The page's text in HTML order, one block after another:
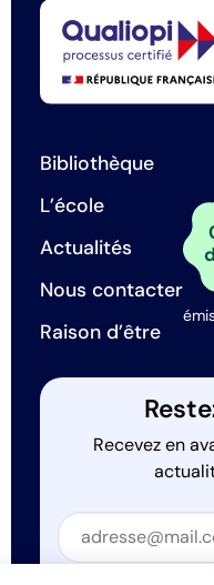
Bibliothèque
L’école
Actualités
Nous contacter
Raison d’être
Recevez en
Section